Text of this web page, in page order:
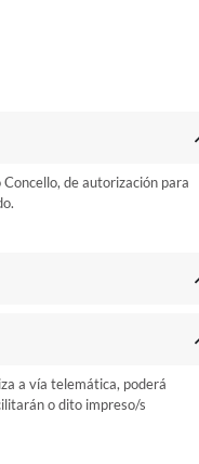
de autorización para
a vía telemática, poderá
o dito impreso/s